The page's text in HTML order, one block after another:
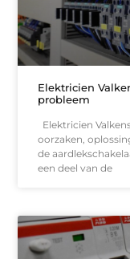
Elektricien
probleem
Elektricien
oorzaken,
de
een deel van de